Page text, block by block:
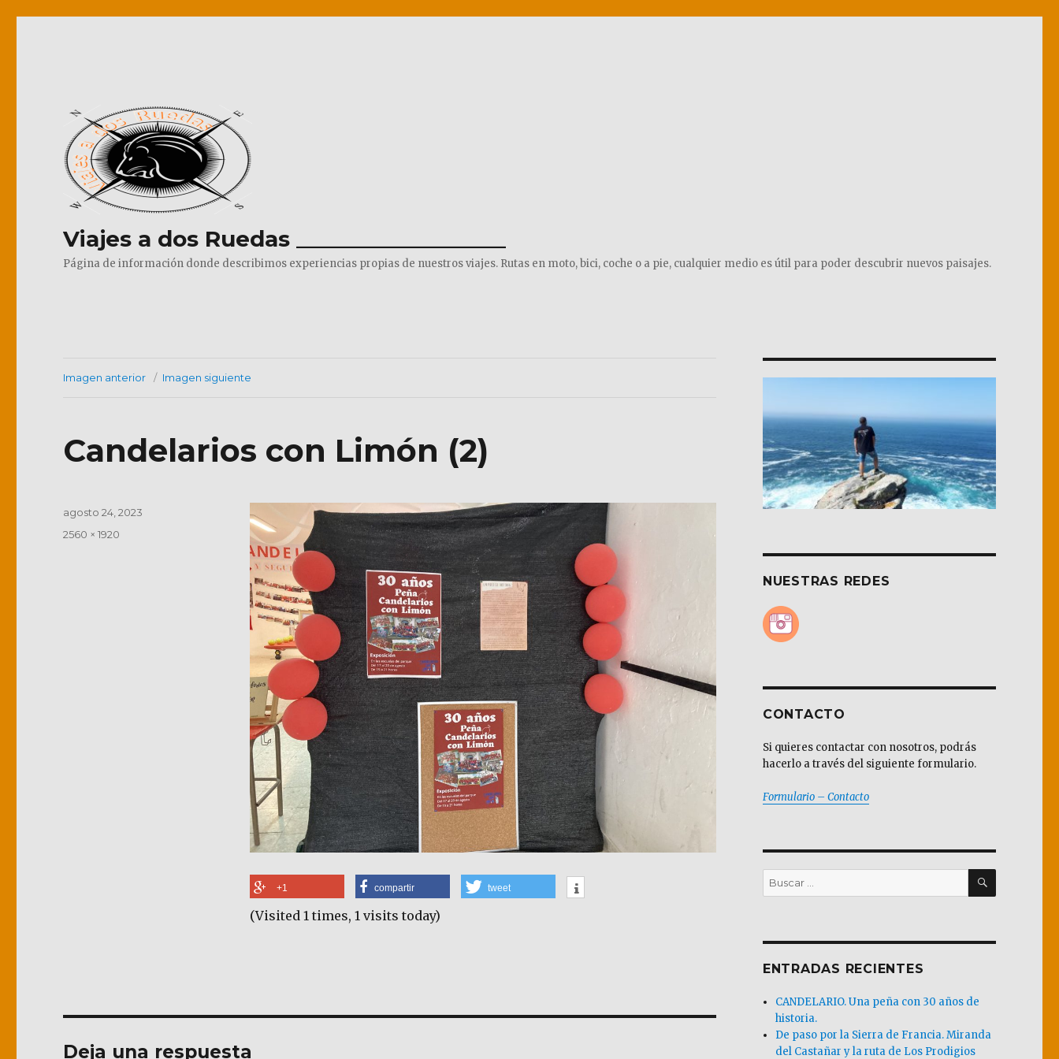
Viajes a dos Ruedas ___________________
Página de información donde describimos experiencias propias de nuestros viajes. Rutas en moto, bici, coche o a pie, cualquier medio es útil para poder descubrir nuevos paisajes.
Imagen anterior Imagen siguiente
Candelarios con Limón (2)
+1 compartir tweet
(Visited 1 times, 1 visits today)
Publicado
agosto 24, 2023
Tamaño
2560 × 1920
Deja una respuesta
NUESTRAS REDES
CONTACTO
Si quieres contactar con nosotros, podrás
hacerlo a través del siguiente formulario.
Formulario – Contacto
Buscar
por:
BUSCAR
ENTRADAS RECIENTES
CANDELARIO. Una peña con 30 años de
historia.
De paso por la Sierra de Francia. Miranda
del Castañar y la ruta de Los Prodigios